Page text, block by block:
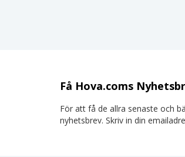
Få Hova.coms
För att få de allra senaste och
nyhetsbrev. Skriv in din